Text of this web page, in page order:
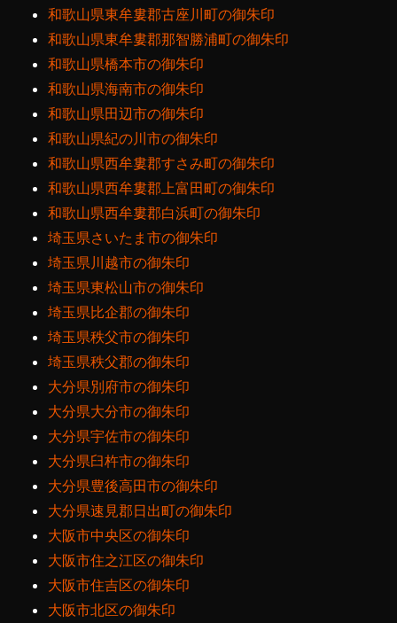
和歌山県東牟婁郡古座川町の御朱印
和歌山県東牟婁郡那智勝浦町の御朱印
和歌山県橋本市の御朱印
和歌山県海南市の御朱印
和歌山県田辺市の御朱印
和歌山県紀の川市の御朱印
和歌山県西牟婁郡すさみ町の御朱印
和歌山県西牟婁郡上富田町の御朱印
和歌山県西牟婁郡白浜町の御朱印
埼玉県さいたま市の御朱印
埼玉県川越市の御朱印
埼玉県東松山市の御朱印
埼玉県比企郡の御朱印
埼玉県秩父市の御朱印
埼玉県秩父郡の御朱印
大分県別府市の御朱印
大分県大分市の御朱印
大分県宇佐市の御朱印
大分県臼杵市の御朱印
大分県豊後高田市の御朱印
大分県速見郡日出町の御朱印
大阪市中央区の御朱印
大阪市住之江区の御朱印
大阪市住吉区の御朱印
大阪市北区の御朱印